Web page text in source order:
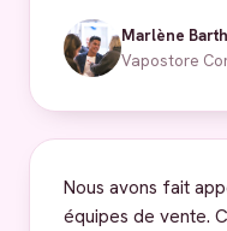
Marlène
Vapostore
Nous avons fait
équipes de vente.